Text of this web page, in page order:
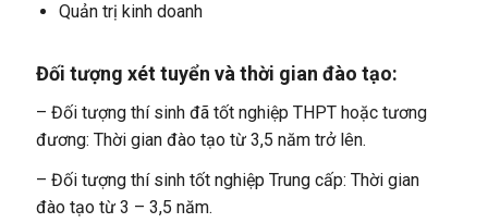
Quản trị kinh doanh
Đối tượng xét tuyển và thời gian đào tạo:
– Đối tượng thí sinh đã tốt nghiệp THPT hoặc tương
đương: Thời gian đào tạo từ 3,5 năm trở lên.
– Đối tượng thí sinh tốt nghiệp Trung cấp: Thời gian
đào tạo từ 3 – 3,5 năm.